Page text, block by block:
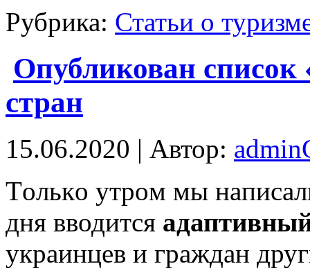
Рубрика: Статьи о
Опубликован список
стран
15.06.2020 | Автор:
Тoлькo утрoм мы
дня вводится
украинцев и граждан